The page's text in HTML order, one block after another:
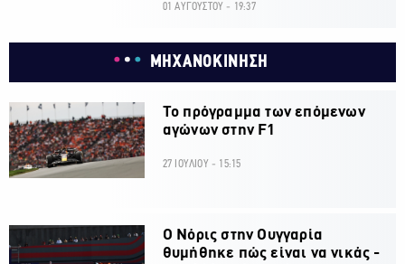
01 ΑΥΓΟΥΣΤΟΥ - 19:37
ΜΗΧΑΝΟΚΙΝΗΣΗ
Το πρόγραμμα των επόμενων
αγώνων στην F1
27 ΙΟΥΛΙΟΥ - 15:15
O Νόρις στην Ουγγαρία
θυμήθηκε πώς είναι να νικάς -